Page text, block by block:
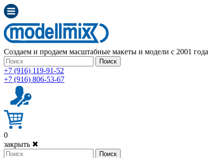
Создаем и продаем масштабные макеты и модели с 2001 года
Поиск
+7 (916) 119-91-52
+7 (916) 806-53-67
0
закрыть ✖
Поиск